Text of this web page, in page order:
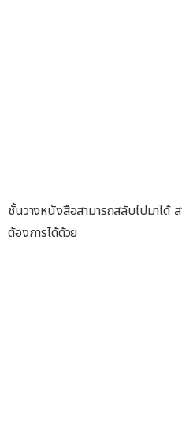
ชั้นวางหนังสือสามารถสลับไปมาได้
ต้องการได้ด้วย